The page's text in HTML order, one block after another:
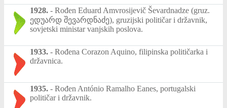
1928. - Rođen Eduard Amvrosijevič Ševardnadze (gruz.
ედუარდ შევარდნაძე), gruzijski političar i državnik,
sovjetski ministar vanjskih poslova.
1933. - Rođena Corazon Aquino, filipinska političarka i
državnica.
1935. - Rođen António Ramalho Eanes, portugalski
političar i državnik.